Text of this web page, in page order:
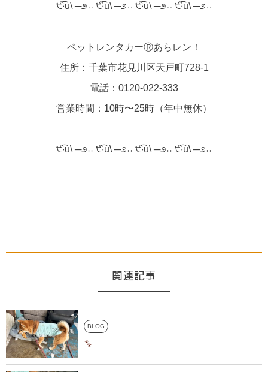
੯‧̀͡u\ ─೨˒˒ ੯‧̀͡u\ ─೨˒˒ ੯‧̀͡u\ ─೨˒˒ ੯‧̀͡u\ ─೨˒˒
ペットレンタカーⓇあらレン！
住所：千葉市花見川区天戸町728-1
電話：0120-022-333
営業時間：10時〜25時（年中無休）
੯‧̀͡u\ ─೨˒˒ ੯‧̀͡u\ ─೨˒˒ ੯‧̀͡u\ ─೨˒˒ ੯‧̀͡u\ ─೨˒˒
関連記事
BLOG